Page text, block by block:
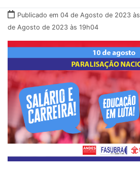
Publicado em 04 de Agosto de 2023 às
de Agosto de 2023 às 19h04